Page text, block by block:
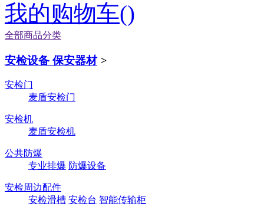
我的购物车()
全部商品分类
安检设备 保安器材 >
安检门
麦盾安检门
安检机
麦盾安检机
公共防爆
专业排爆 防爆设备
安检周边配件
安检滑槽 安检台 智能传输柜